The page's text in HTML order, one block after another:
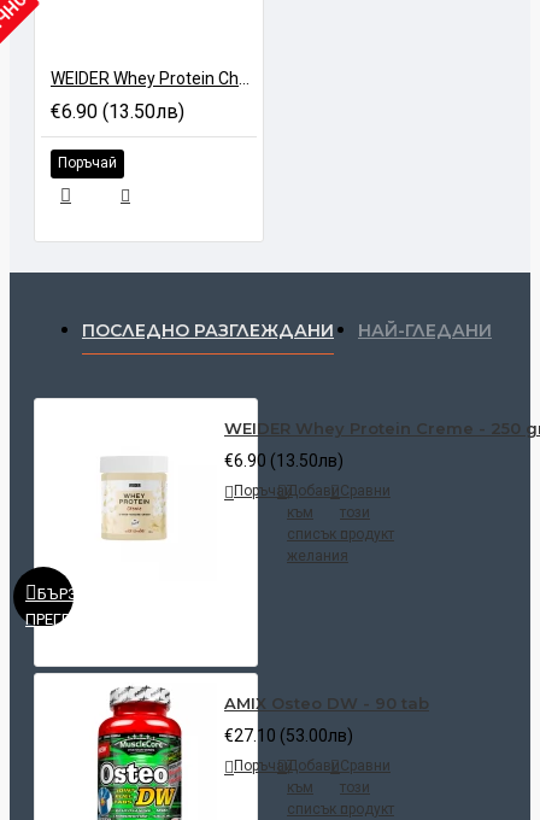
WEIDER Whey Protein Chocalate Creme - 250 gr
€6.90 (13.50лв)
Поръчай
ПОСЛЕДНО РАЗГЛЕЖДАНИ НАЙ-ГЛЕДАНИ
БЪРЗ
ПРЕГЛЕД
WEIDER Whey Protein Creme - 250
€6.90 (13.50лв)
ПоръчайДобави
към
списък с
желания
Сравни
този
продукт
AMIX Osteo DW - 90 tab
€27.10 (53.00лв)
ПоръчайДобави
към
списък с
Сравни
този
продукт